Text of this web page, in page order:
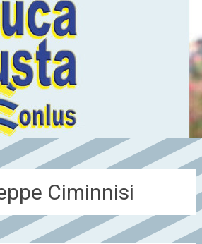
Ciminnisi